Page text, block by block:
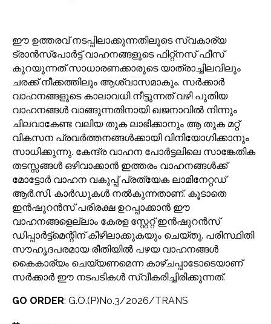
ഈ ഉത്തരവ് നടപ്പിലാക്കുന്നതിലൂടെ സ്വകാര്യ
ട്രാൻസ്‌പോർട്ട് വാഹനങ്ങളുടെ ഫിറ്റ്‌നസ് ഫീസ്
കുറയുന്നത് സാധാരണക്കാരുടെ യാത്രാച്ചിലവിലും
ചരക്ക് നീക്കത്തിലും ആശ്വാസമാകും. സർക്കാർ
വാഹനങ്ങളുടെ കാലാവധി നീട്ടുന്നത് വഴി പുതിയ
വാഹനങ്ങൾ വാങ്ങുന്നതിനായി ഖജനാവിൽ നിന്നും
ചിലവാകേണ്ട വലിയ തുക ലാഭിക്കാനും ആ തുക മറ്റ്
വികസന പ്രവർത്തനങ്ങൾക്കായി വിനിയോഗിക്കാനും
സാധിക്കുന്നു. കേന്ദ്ര വാഹന പോർട്ടലിലെ സാങ്കേതിക
തടസ്സങ്ങൾ ഒഴിവാക്കാൻ ഇത്തരം വാഹനങ്ങൾക്ക്
മോട്ടോർ വാഹന വകുപ്പ് പ്രത്യേക ലാമിനേറ്റഡ്
ആർ.സി. കാർഡുകൾ നൽകുന്നതാണ്. കൂടാതെ
ഇൻഷുറൻസ് പരിരക്ഷ ഉറപ്പാക്കാൻ ഈ
വാഹനങ്ങളെല്ലാം കേരള സ്റ്റേറ്റ് ഇൻഷുറൻസ്
ഡിപ്പാർട്ട്‌മെന്റിന് കീഴിലാക്കുകയും ചെയ്തു. പരിസ്ഥിതി
സൗഹൃദപരമായ രീതിയിൽ പഴയ വാഹനങ്ങൾ
കൈകാര്യം ചെയ്യണമെന്ന കാഴ്ചപ്പാടോടെയാണ്
സർക്കാർ ഈ നടപടികൾ സ്വീകരിച്ചിരിക്കുന്നത്.
GO ORDER: G.O.(P)No.3/2026/TRANS